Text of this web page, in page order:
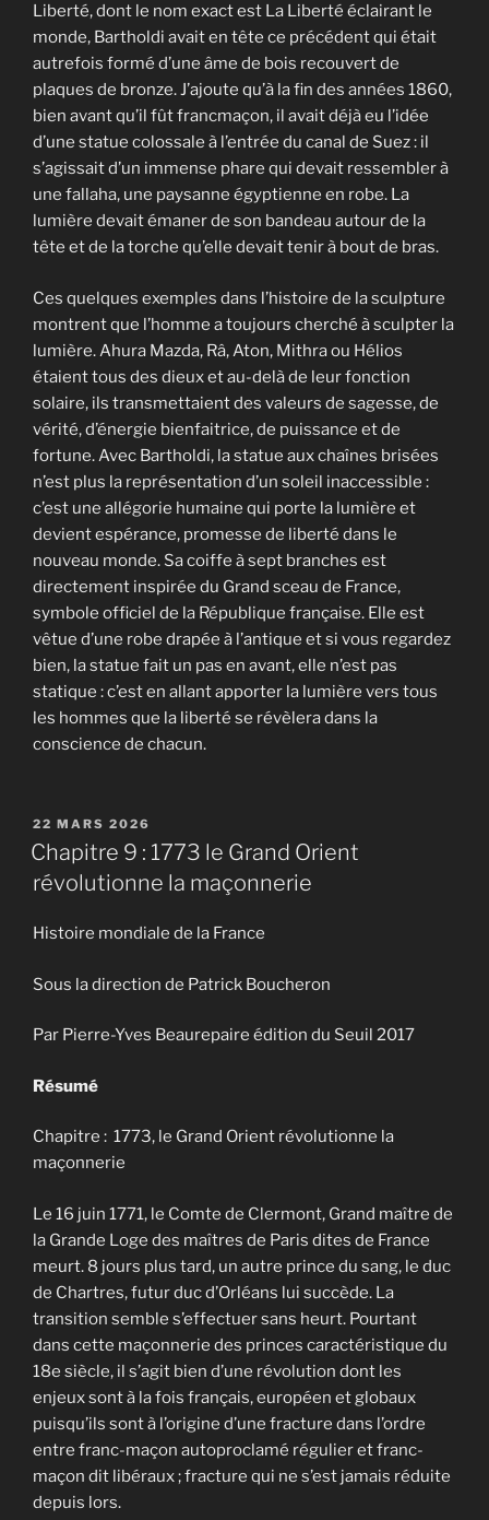
Liberté, dont le nom exact est La Liberté éclairant le
monde, Bartholdi avait en tête ce précédent qui était
autrefois formé d’une âme de bois recouvert de
plaques de bronze. J’ajoute qu’à la fin des années 1860,
bien avant qu’il fût francmaçon, il avait déjà eu l’idée
d’une statue colossale à l’entrée du canal de Suez : il
s’agissait d’un immense phare qui devait ressembler à
une fallaha, une paysanne égyptienne en robe. La
lumière devait émaner de son bandeau autour de la
tête et de la torche qu’elle devait tenir à bout de bras.
Ces quelques exemples dans l’histoire de la sculpture
montrent que l’homme a toujours cherché à sculpter la
lumière. Ahura Mazda, Râ, Aton, Mithra ou Hélios
étaient tous des dieux et au-delà de leur fonction
solaire, ils transmettaient des valeurs de sagesse, de
vérité, d’énergie bienfaitrice, de puissance et de
fortune. Avec Bartholdi, la statue aux chaînes brisées
n’est plus la représentation d’un soleil inaccessible :
c’est une allégorie humaine qui porte la lumière et
devient espérance, promesse de liberté dans le
nouveau monde. Sa coiffe à sept branches est
directement inspirée du Grand sceau de France,
symbole officiel de la République française. Elle est
vêtue d’une robe drapée à l’antique et si vous regardez
bien, la statue fait un pas en avant, elle n’est pas
statique : c’est en allant apporter la lumière vers tous
les hommes que la liberté se révèlera dans la
conscience de chacun.
PUBLIÉ
LE
22 MARS 2026
Chapitre 9 : 1773 le Grand Orient
révolutionne la maçonnerie
Histoire mondiale de la France
Sous la direction de Patrick Boucheron
Par Pierre-Yves Beaurepaire édition du Seuil 2017
Résumé
Chapitre : 1773, le Grand Orient révolutionne la
maçonnerie
Le 16 juin 1771, le Comte de Clermont, Grand maître de
la Grande Loge des maîtres de Paris dites de France
meurt. 8 jours plus tard, un autre prince du sang, le duc
de Chartres, futur duc d’Orléans lui succède. La
transition semble s’effectuer sans heurt. Pourtant
dans cette maçonnerie des princes caractéristique du
18e siècle, il s’agit bien d’une révolution dont les
enjeux sont à la fois français, européen et globaux
puisqu’ils sont à l’origine d’une fracture dans l’ordre
entre franc-maçon autoproclamé régulier et franc-
maçon dit libéraux ; fracture qui ne s’est jamais réduite
depuis lors.